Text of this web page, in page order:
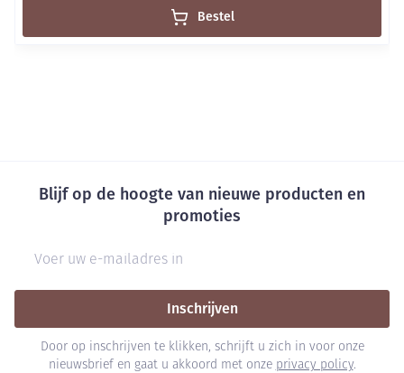
Bestel
Blijf op de hoogte van nieuwe producten en
promoties
Inschrijven
Door op inschrijven te klikken, schrijft u zich in voor onze
nieuwsbrief en gaat u akkoord met onze privacy policy.